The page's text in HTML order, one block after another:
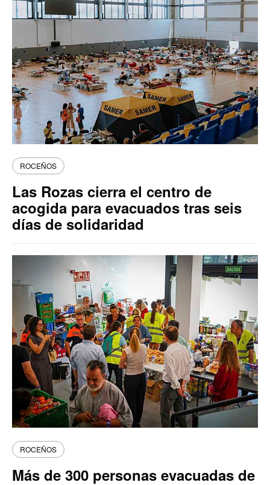
ROCEÑOS
Las Rozas cierra el centro de
acogida para evacuados tras seis
días de solidaridad
ROCEÑOS
Más de 300 personas evacuadas de